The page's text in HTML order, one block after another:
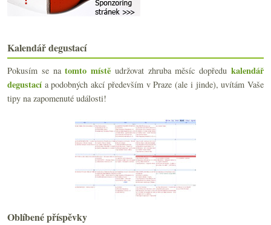
Tři fajn červená a podzimní menu
Úvod do saké III. – Historie ve zkratce
Něco veltlínu s lepenicí a poznámky z Wachau
Bílý Montus, Sonoma Pinot a krásný Ryzlink
Výsledky ankety „Saké?“
Salát z popelníku, porno a „divné“ Japonsko
Úvod do saké II. – Druhy a styly saké
Yakitori aneb kuřecí obžerství
Japonské highballs – čůhaj a ti další
Japonský krab salutuje české výpravě
Svačinový generátor odpadního materiálu
► srpna(22)
Kalendář degustací
Pokusím se natomto místě udržovat zhruba měsíc dopředukalendář
degustacía podobných akcí především v Praze (ale i jinde), uvítám Vaše
tipy na zapomenuté události!
Oblíbené příspěvky